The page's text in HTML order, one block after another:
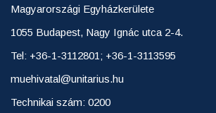
Magyarországi Egyházkerülete
1055 Budapest, Nagy Ignác utca 2-4.
Tel: +36-1-3112801; +36-1-3113595
muehivatal@unitarius.hu
Technikai szám: 0200